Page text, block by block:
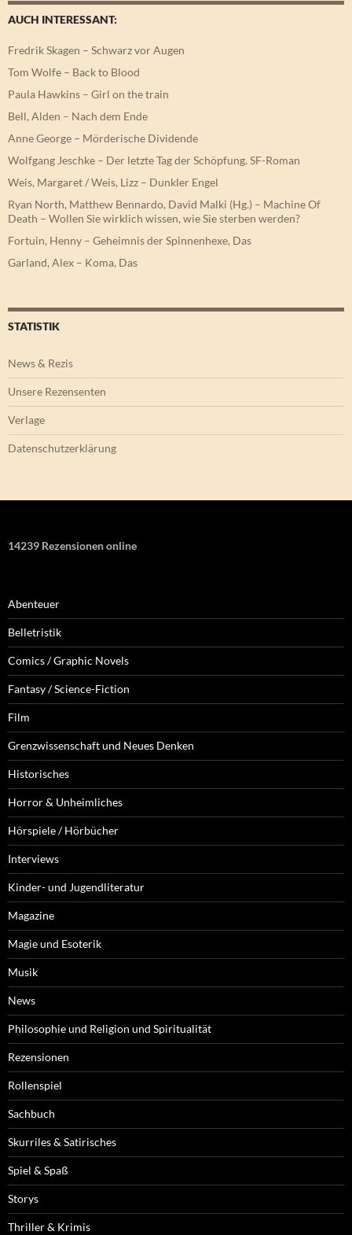
AUCH INTERESSANT:
Fredrik Skagen – Schwarz vor Augen
Tom Wolfe – Back to Blood
Paula Hawkins – Girl on the train
Bell, Alden – Nach dem Ende
Anne George – Mörderische Dividende
Wolfgang Jeschke – Der letzte Tag der Schöpfung. SF-Roman
Weis, Margaret / Weis, Lizz – Dunkler Engel
Ryan North, Matthew Bennardo, David Malki (Hg.) – Machine Of
Death – Wollen Sie wirklich wissen, wie Sie sterben werden?
Fortuin, Henny – Geheimnis der Spinnenhexe, Das
Garland, Alex – Koma, Das
STATISTIK
News & Rezis
Unsere Rezensenten
Verlage
Datenschutzerklärung
14239 Rezensionen online
Abenteuer
Belletristik
Comics / Graphic Novels
Fantasy / Science-Fiction
Film
Grenzwissenschaft und Neues Denken
Historisches
Horror & Unheimliches
Hörspiele / Hörbücher
Interviews
Kinder- und Jugendliteratur
Magazine
Magie und Esoterik
Musik
News
Philosophie und Religion und Spiritualität
Rezensionen
Rollenspiel
Sachbuch
Skurriles & Satirisches
Spiel & Spaß
Storys
Thriller & Krimis